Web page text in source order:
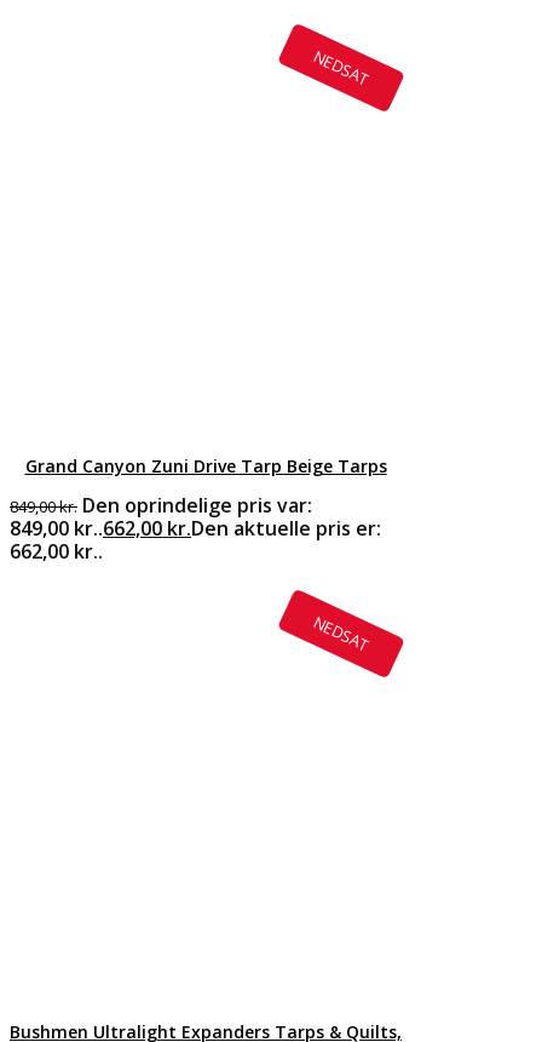
NEDSAT
Grand Canyon Zuni Drive Tarp Beige Tarps
849,00kr. Den oprindelige pris var:
849,00 kr..662,00 kr.Den aktuelle pris er:
662,00 kr..
NEDSAT
Bushmen Ultralight Expanders Tarps & Quilts,